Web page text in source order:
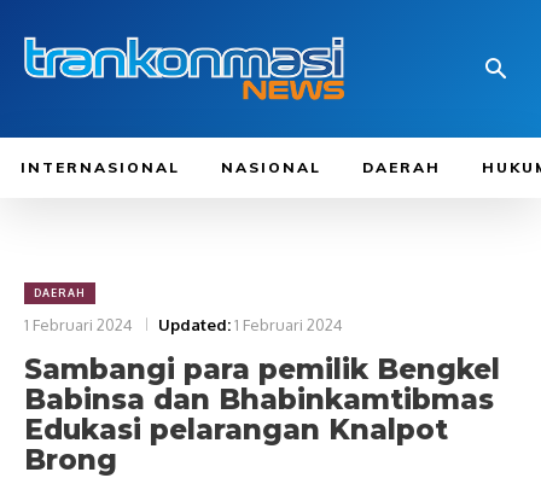
INTERNASIONAL NASIONAL DAERAH
DAERAH
1 Februari 2024 Updated:1 Februari 2024
Sambangi para pemilik Bengkel
Babinsa dan Bhabinkamtibmas
Edukasi pelarangan Knalpot
Brong